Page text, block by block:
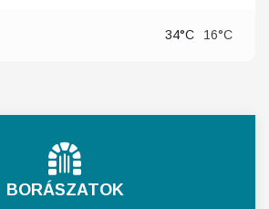
34°C 16°C
BORÁSZATOK